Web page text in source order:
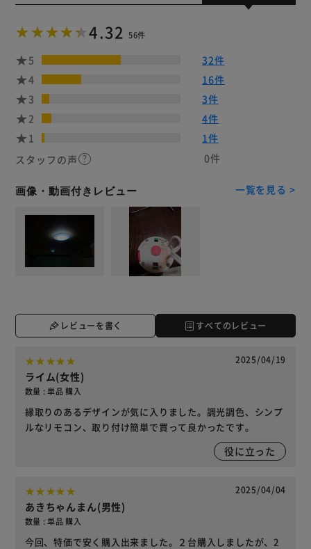
4.32 56件
5
32件
4
16件
3
3件
2
4件
1
1件
スタッフの声
0件
画像・動画付きレビュー 一覧を見る >
レビューを書く すべてのレビュー
2025/04/19
ライム(女性)
数量 : 単品 購入
縁取りのあるデザインが気に入りました。調光調色、シンプ
ルなリモコン、取り付け簡単で買って良かったです。
役に立った
2025/04/04
あきちゃんまん(男性)
数量 : 単品 購入
今回、特価で安く購入出来ました。２台購入しましたが、2